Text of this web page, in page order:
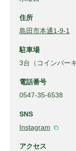
住所
島田市本通1-9-1
駐車場
3台（コインパー
電話番号
0547-35-6538
SNS
Instagram
アクセス